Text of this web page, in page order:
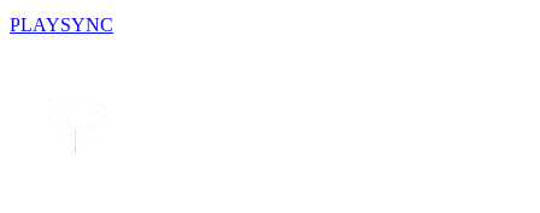
PLAYSYNC